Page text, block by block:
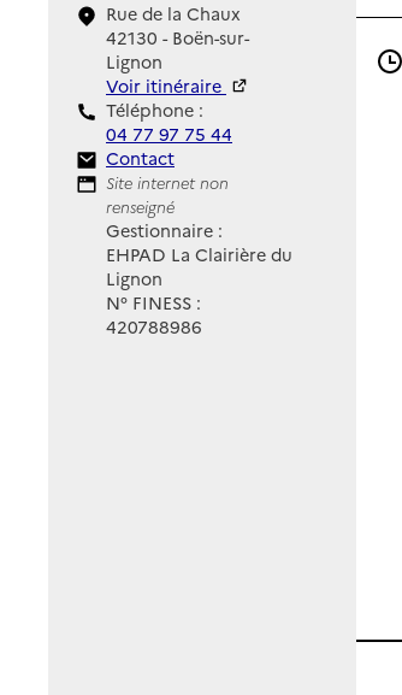
Rue de la Chaux
42130 - Boën-sur-
Lignon
Voir itinéraire
Téléphone :
04 77 97 75 44
Contact
Contact
Site Internet
Site internet non
renseigné
Gestionnaire :
EHPAD La Clairière du
Lignon
N° FINESS :
420788986